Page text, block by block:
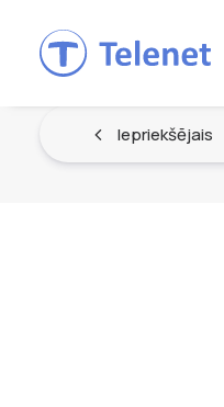
Iepriekšējais